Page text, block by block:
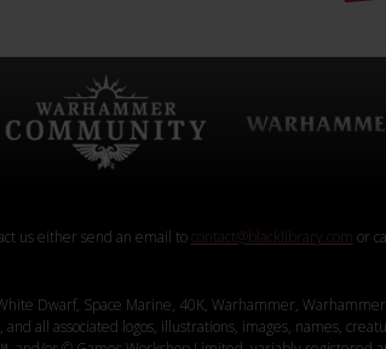
us either send an email tocontact@blacklibrary.com or
Dwarf, Space Marine, 40K, Warhammer, Warhammer
all associated logos, illustrations, images, names,